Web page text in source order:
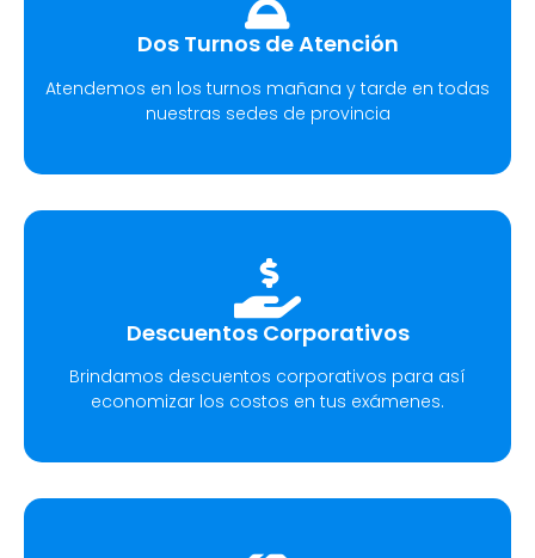
Dos Turnos de Atención
Atendemos en los turnos mañana y tarde en todas
nuestras sedes de provincia
Descuentos Corporativos
Brindamos descuentos corporativos para así
economizar los costos en tus exámenes.